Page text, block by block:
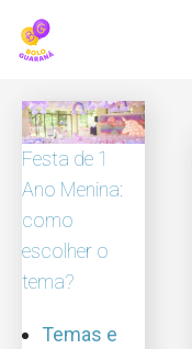
content
Festa de 1
Ano Menina:
como
escolher o
tema?
Temas e